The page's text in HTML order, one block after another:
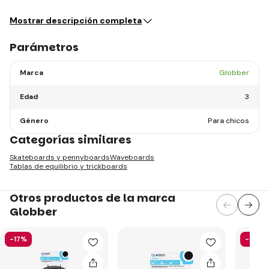
Mostrar descripción completa
Parámetros
Marca Globber
Edad 3
Género Para chicos
Categorías similares
Skateboards y pennyboardsWaveboards
Tablas de equilibrio y trickboards
Otros productos de la marca
Globber
-17% -58%